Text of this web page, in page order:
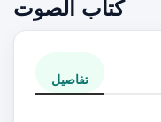
كتاب الصوت
تفاصيل